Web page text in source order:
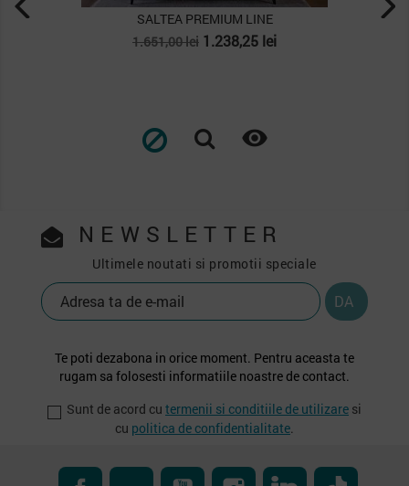
SALTEA PREMIUM LINE
Pret
1.651,00 leiPret
1.238,25 lei

NEWSLETTER
Ultimele noutati si promotii speciale
Te poti dezabona in orice moment. Pentru aceasta te
rugam sa folosesti informatiile noastre de contact.
Sunt de acord cu termenii si conditiile de utilizare si
cu politica de confidentialitate
FacebookRSS YouTube InstagramLinkedIn